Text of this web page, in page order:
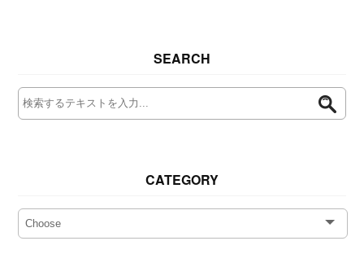
SEARCH
CATEGORY